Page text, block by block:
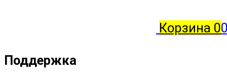
Корзина 0
Поддержка